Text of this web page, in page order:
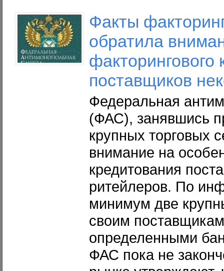
Факты
обратила
факторингового
поставщиков
Федеральная
(ФАС), занявшись
крупных торговых
внимание на
кредитования
ритейлеров. По
минимум две
своим
определенными
ФАС пока не